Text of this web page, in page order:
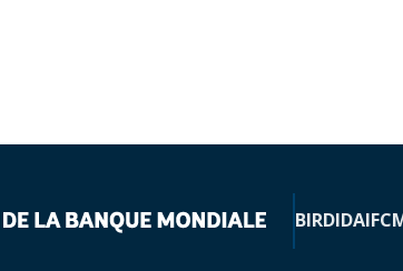
BIRDIDAIFC